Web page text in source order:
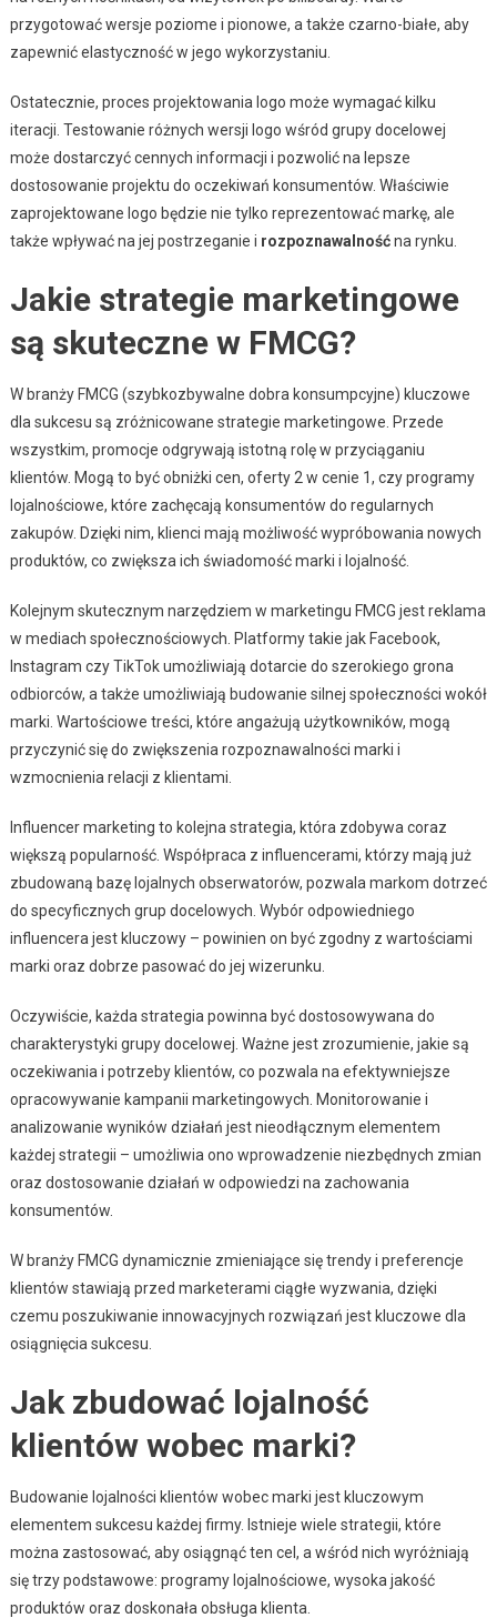
przygotować wersje poziome i pionowe, a także czarno-białe, aby
zapewnić elastyczność w jego wykorzystaniu.
Ostatecznie, proces projektowania logo może wymagać kilku
iteracji. Testowanie różnych wersji logo wśród grupy docelowej
może dostarczyć cennych informacji i pozwolić na lepsze
dostosowanie projektu do oczekiwań konsumentów. Właściwie
zaprojektowane logo będzie nie tylko reprezentować markę, ale
także wpływać na jej postrzeganie i rozpoznawalnośćna rynku.
Jakie strategie marketingowe
są skuteczne w FMCG?
W branży FMCG (szybkozbywalne dobra konsumpcyjne) kluczowe
dla sukcesu są zróżnicowane strategie marketingowe. Przede
wszystkim, promocje odgrywają istotną rolę w przyciąganiu
klientów. Mogą to być obniżki cen, oferty 2 w cenie 1, czy programy
lojalnościowe, które zachęcają konsumentów do regularnych
zakupów. Dzięki nim, klienci mają możliwość wypróbowania nowych
produktów, co zwiększa ich świadomość marki i lojalność.
Kolejnym skutecznym narzędziem w marketingu FMCG jest reklama
w mediach społecznościowych. Platformy takie jak Facebook,
Instagram czy TikTok umożliwiają dotarcie do szerokiego grona
odbiorców, a także umożliwiają budowanie silnej społeczności wokół
marki. Wartościowe treści, które angażują użytkowników, mogą
przyczynić się do zwiększenia rozpoznawalności marki i
wzmocnienia relacji z klientami.
Influencer marketing to kolejna strategia, która zdobywa coraz
większą popularność. Współpraca z influencerami, którzy mają już
zbudowaną bazę lojalnych obserwatorów, pozwala markom dotrzeć
do specyficznych grup docelowych. Wybór odpowiedniego
influencera jest kluczowy – powinien on być zgodny z wartościami
marki oraz dobrze pasować do jej wizerunku.
Oczywiście, każda strategia powinna być dostosowywana do
charakterystyki grupy docelowej. Ważne jest zrozumienie, jakie są
oczekiwania i potrzeby klientów, co pozwala na efektywniejsze
opracowywanie kampanii marketingowych. Monitorowanie i
analizowanie wyników działań jest nieodłącznym elementem
każdej strategii – umożliwia ono wprowadzenie niezbędnych zmian
oraz dostosowanie działań w odpowiedzi na zachowania
konsumentów.
W branży FMCG dynamicznie zmieniające się trendy i preferencje
klientów stawiają przed marketerami ciągłe wyzwania, dzięki
czemu poszukiwanie innowacyjnych rozwiązań jest kluczowe dla
osiągnięcia sukcesu.
Jak zbudować lojalność
klientów wobec marki?
Budowanie lojalności klientów wobec marki jest kluczowym
elementem sukcesu każdej firmy. Istnieje wiele strategii, które
można zastosować, aby osiągnąć ten cel, a wśród nich wyróżniają
się trzy podstawowe: programy lojalnościowe, wysoka jakość
produktów oraz doskonała obsługa klienta.